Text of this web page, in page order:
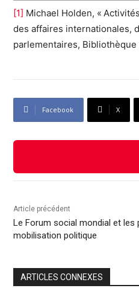
[1] Michael Holden, «
des affaires internationales,
parlementaires,
Facebook X
Article précédent
Le Forum social mondial et les
mobilisation politique
ARTICLES CONNEXES